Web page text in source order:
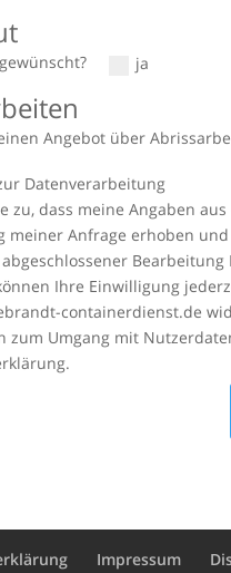
ja
Angebot über
Datenverarbeitung
zu, dass meine Angaben
meiner Anfrage erhoben
Ihre Einwilligung
containerdienst.de
zum Umgang mit
Impressum